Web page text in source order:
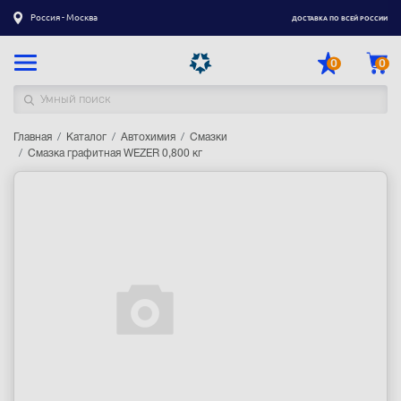
Россия - Москва ДОСТАВКА ПО ВСЕЙ РОССИИ
0 0
Каталог товаров
Главная Каталог Автохимия
Смазки
Смазка графитная WEZER 0,800 кг